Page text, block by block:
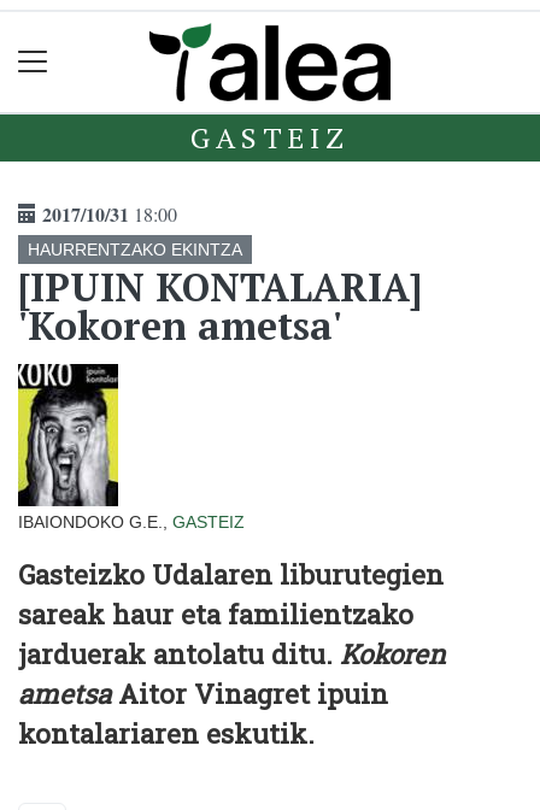
GASTEIZ
2017/10/31 18:00
HAURRENTZAKO EKINTZA
[IPUIN KONTALARIA]
'Kokoren ametsa'
IBAIONDOKO G.E., GASTEIZ
Gasteizko Udalaren liburutegien
sareak haur eta familientzako
jarduerak antolatu ditu. Kokoren
ametsaAitor Vinagret ipuin
kontalariaren eskutik.